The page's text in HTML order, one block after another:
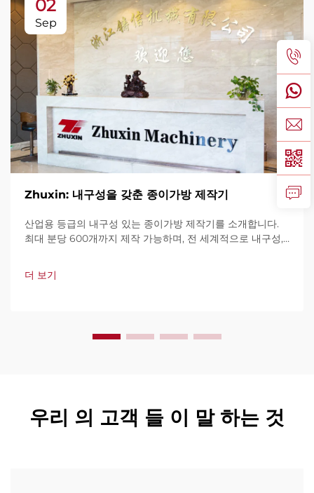
02
Sep
Zhuxin: 내구성을 갖춘 종이가방 제작기
산업용 등급의 내구성 있는 종이가방 제작기를 소개합니다.
최대 분당 600개까지 제작 가능하며, 전 세계적으로 내구성,
가 지원과 빠른 서비스를 제공합니다. 견적 요청을 지금 해보
세요.
더 보기
우리 의 고객 들 이 말 하는 것